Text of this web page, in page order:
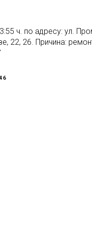
ч. по адресу: ул.
22, 26. Причина: